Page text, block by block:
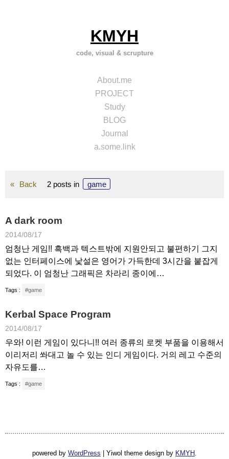
KMYH
code, visual & scrupture
About.me
PROJECT
Study
BLOG
Journal
a.some.link
Back 2 posts in game
A dark room
2014/08/17
엄청난 게임!! 흑백과 텍스트밖에 지원안되고 불편하기 그지
없는 인터페이스에 낯설은 영어가 가득한데 3시간을 붙잡게
되었다. 이 엄청난 그래픽은 차라리 종이에…
Tags : #game
Kerbal Space Program
2014/08/17
우와! 이런 게임이 있다니!! 여러 종류의 로켓 부품을 이용해서
이리저리 쏴대고 놀 수 있는 인디 게임이다. 거의 레고 수준의
자유도를…
Tags : #game
powered by WordPress | Yiwol theme design by KMYH